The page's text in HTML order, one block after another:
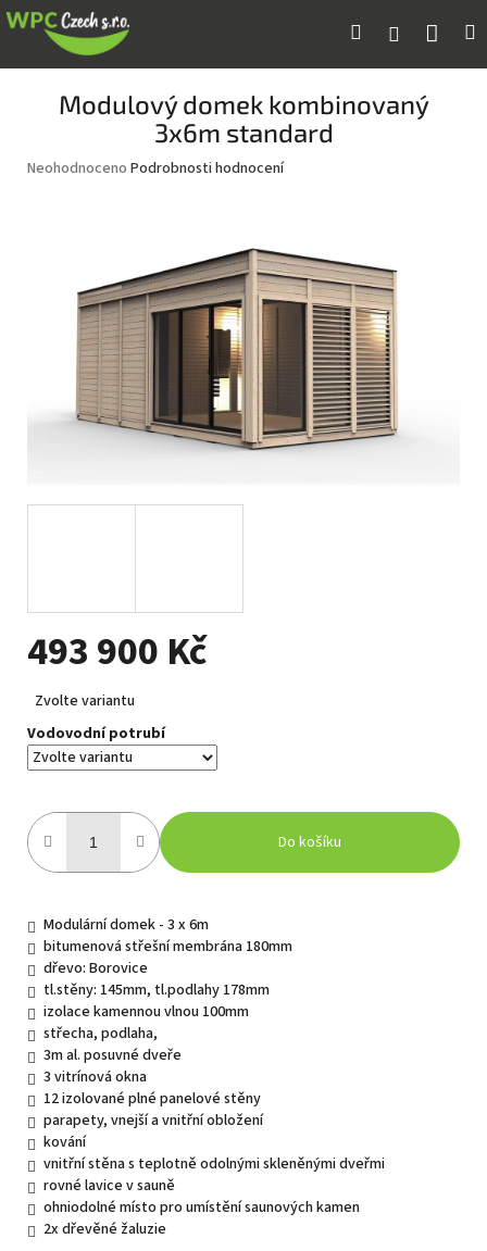
Přejít
na
Hledat Přihlášení
Modulový domek kombinovaný
3x6m standard
Průměrné
hvězdiček.
Neohodnoceno Podrobnosti hodnocení
493 900 Kč
cena:
Zvolte variantu
Vodovodní potrubí
Do košíku
Modulární domek - 3 x 6m
bitumenová střešní membrána 180mm
dřevo: Borovice
tl.stěny: 145mm, tl.podlahy 178mm
izolace kamennou vlnou 100mm
střecha, podlaha,
3m al. posuvné dveře
3 vitrínová okna
12 izolované plné panelové stěny
parapety, vnejší a vnitřní obložení
kování
vnitřní stěna s teplotně odolnými skleněnými dveřmi
rovné lavice v sauně
ohniodolné místo pro umístění saunových kamen
2x dřevěné žaluzie